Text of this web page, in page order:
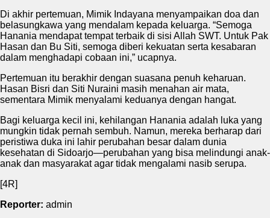
Di akhir pertemuan, Mimik Indayana menyampaikan doa dan
belasungkawa yang mendalam kepada keluarga. “Semoga
Hanania mendapat tempat terbaik di sisi Allah SWT. Untuk Pak
Hasan dan Bu Siti, semoga diberi kekuatan serta kesabaran
dalam menghadapi cobaan ini,” ucapnya.
Pertemuan itu berakhir dengan suasana penuh keharuan.
Hasan Bisri dan Siti Nuraini masih menahan air mata,
sementara Mimik menyalami keduanya dengan hangat.
Bagi keluarga kecil ini, kehilangan Hanania adalah luka yang
mungkin tidak pernah sembuh. Namun, mereka berharap dari
peristiwa duka ini lahir perubahan besar dalam dunia
kesehatan di Sidoarjo—perubahan yang bisa melindungi anak-
anak dan masyarakat agar tidak mengalami nasib serupa.
[4R]
Reporter: admin